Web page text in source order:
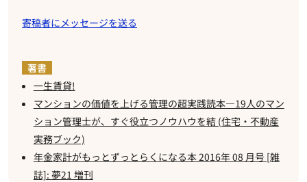
寄稿者にメッセージを送る
一生賃貸!
マンションの価値を上げる管理の超実践読本―19人のマン
ション管理士が、すぐ役立つノウハウを結 (住宅・不動産
実務ブック)
年金家計がもっとずっとらくになる本 2016年 08 月号 [雑
誌]: 夢21 増刊